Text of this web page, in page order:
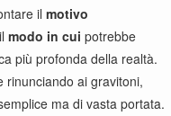
il motivo
modo in cui potrebbe
più profonda della realtà.
rinunciando ai gravitoni,
ma di vasta portata.